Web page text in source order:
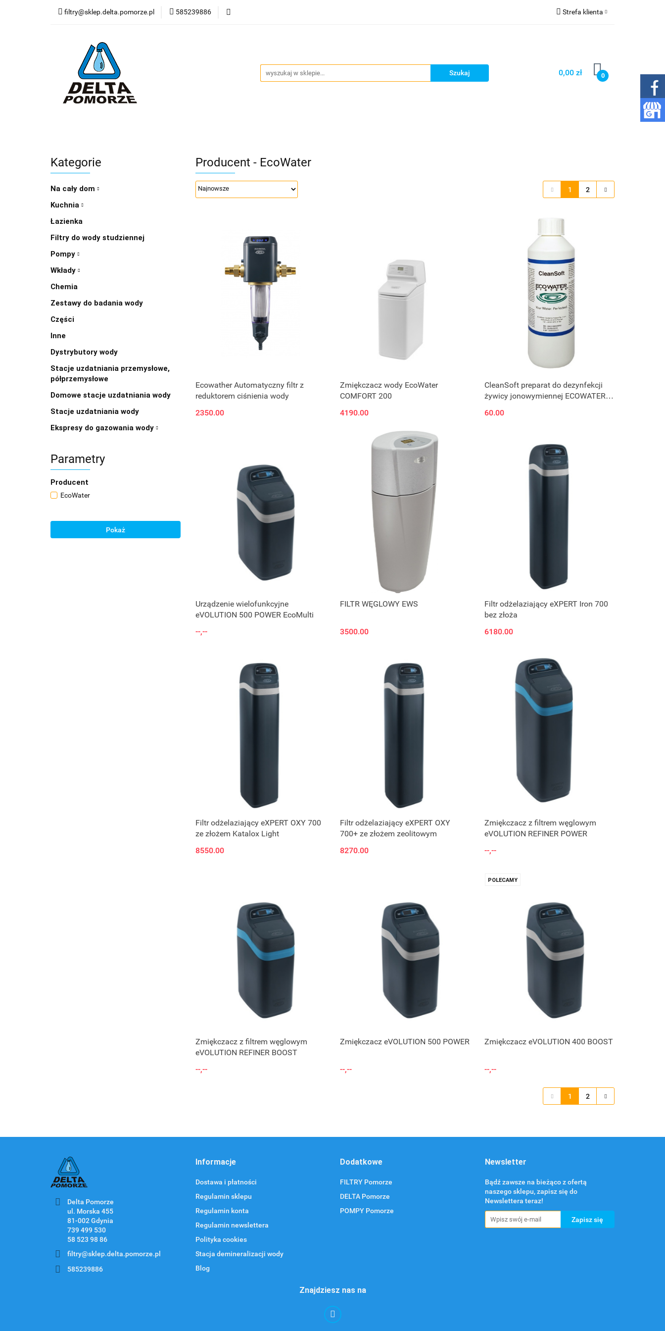
filtry@sklep.delta.pomorze.pl 585239886 Strefa klienta
Zgody cookies
0,00 zł 0
Kategorie
Na cały dom
Kuchnia
Łazienka
Filtry do wody studziennej
Pompy
Wkłady
Chemia
Zestawy do badania wody
Części
Inne
Dystrybutory wody
Stacje uzdatniania przemysłowe,
półprzemysłowe
Domowe stacje uzdatniania wody
Stacje uzdatniania wody
Ekspresy do gazowania wody
Parametry
Producent
EcoWater
Pokaż
Producent - EcoWater
1 2
Ecowather Automatyczny filtr z
reduktorem ciśnienia wody
2350.00
Zapytaj o cenę
Zmiękczacz wody EcoWater
COMFORT 200
4190.00
CleanSoft preparat do dezynfekcji
żywicy jonowymiennej ECOWATER
60.00
Zapytaj o cenę
Urządzenie wielofunkcyjne
eVOLUTION 500 POWER EcoMulti
--,--
FILTR WĘGLOWY EWS
3500.00
Filtr odżelaziający eXPERT Iron 700
bez złoża
6180.00
Filtr odżelaziający eXPERT OXY 700
ze złożem Katalox Light
8550.00
Filtr odżelaziający eXPERT OXY
700+ ze złożem zeolitowym
8270.00
Zapytaj o cenę
Zmiękczacz z filtrem węglowym
eVOLUTION REFINER POWER
--,--
Zapytaj o cenę
Zmiękczacz z filtrem węglowym
eVOLUTION REFINER BOOST
--,--
Zapytaj o cenę
Zmiękczacz eVOLUTION 500 POWER
--,--
POLECAMY
Zapytaj o cenę
Zmiękczacz eVOLUTION 400 BOOST
--,--
1 2
Delta Pomorze
ul. Morska 455
739 499 530
58 523 98 86
filtry@sklep.delta.pomorze.pl
585239886
Informacje
Dostawa i płatności
Regulamin sklepu
Regulamin konta
Regulamin newslettera
Polityka cookies
Stacja demineralizacji wody
Blog
Dodatkowe
FILTRY Pomorze
DELTA Pomorze
POMPY Pomorze
Newsletter
Bądź zawsze na bieżąco z ofertą
naszego sklepu, zapisz się do
Newslettera teraz!
Znajdziesz nas na